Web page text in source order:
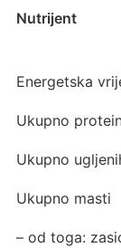
Nutrijent
Energetska
Ukupno
Ukupno
Ukupno masti
– od toga: